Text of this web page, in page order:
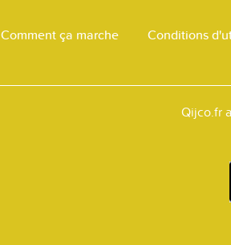
Comment ça marche Conditions
Qijco.fr